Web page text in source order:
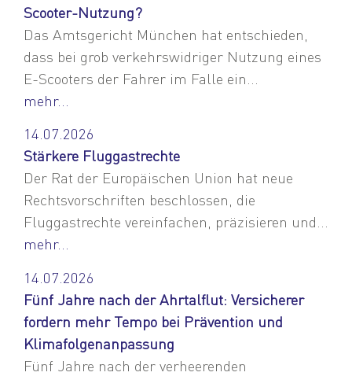
Scooter-Nutzung?
Das Amtsgericht München hat entschieden,
dass bei grob verkehrswidriger Nutzung eines
E-Scooters der Fahrer im Falle ein...
mehr...
14.07.2026
Stärkere Fluggastrechte
Der Rat der Europäischen Union hat neue
Rechtsvorschriften beschlossen, die
Fluggastrechte vereinfachen, präzisieren und...
mehr...
14.07.2026
Fünf Jahre nach der Ahrtalflut: Versicherer
fordern mehr Tempo bei Prävention und
Klimafolgenanpassung
Fünf Jahre nach der verheerenden